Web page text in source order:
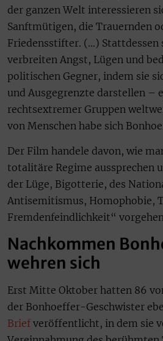
der ganzen Welt interessieren
Sanftmütigen, die Trauernden
Friedensstifter. (…) Stattdessen
verbreiten Angst, Lügen und
politischen Gegner, indem sie
und Ausgegrenzte darstellen –
rechtsextremer Gruppen
von Menschen habe sich
Der Film handele davon, wie
totalitäre Regime aussprechen
der Lüge, Bigotterie, des
Antisemitismus, Homophobie,
Fremdenfeindlichkeit“
Nachkommen
wehren sich
Erst Mitte Oktober hatten 86
der Bonhoeffer-Geschwister
Briefveröffentlicht, in dem sie